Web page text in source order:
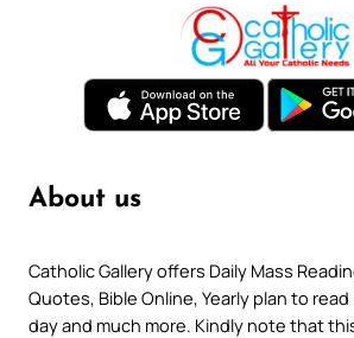
About us
Catholic Gallery offers Daily Mass
Quotes, Bible Online, Yearly plan to
day and much more. Kindly note that